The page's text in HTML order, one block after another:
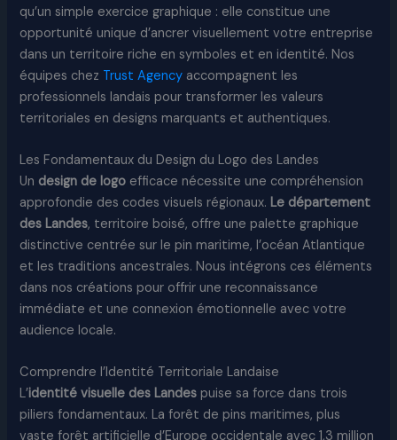
qu’un simple exercice graphique : elle constitue une
opportunité unique d’ancrer visuellement votre entreprise
dans un territoire riche en symboles et en identité. Nos
équipes chez Trust Agency accompagnent les
professionnels landais pour transformer les valeurs
territoriales en designs marquants et authentiques.​
Les Fondamentaux du Design du Logo des Landes
Un design de logo efficace nécessite une compréhension
approfondie des codes visuels régionaux. Le département
des Landes, territoire boisé, offre une palette graphique
distinctive centrée sur le pin maritime, l’océan Atlantique
et les traditions ancestrales. Nous intégrons ces éléments
dans nos créations pour offrir une reconnaissance
immédiate et une connexion émotionnelle avec votre
audience locale.​
Comprendre l’Identité Territoriale Landaise
L’identité visuelle des Landes puise sa force dans trois
piliers fondamentaux. La forêt de pins maritimes, plus
vaste forêt artificielle d’Europe occidentale avec 1,3 million